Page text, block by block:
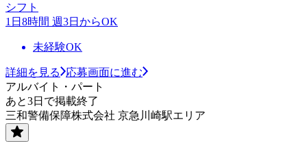
シフト
1日8時間 週3日からOK
未経験OK
詳細を見る
応募画面に進む
アルバイト・パート
あと3日で掲載終了
三和警備保障株式会社 京急川崎駅エリア